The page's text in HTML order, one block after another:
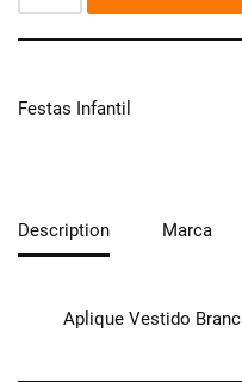
Festas Infantil
Description Marca
Aplique Vestido